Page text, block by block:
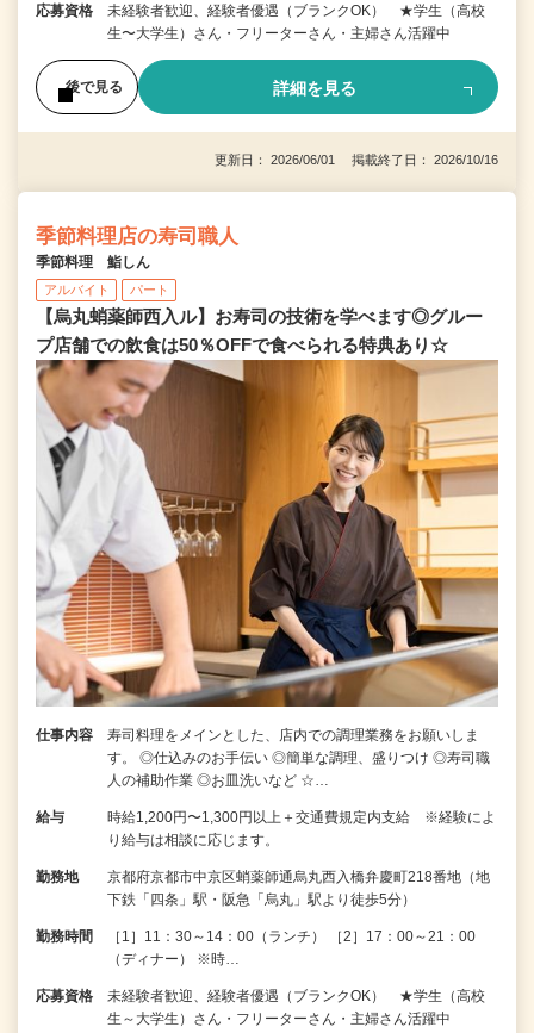
応募資格
未経験者歓迎、経験者優遇（ブランクOK） ★学生（高校
生〜大学生）さん・フリーターさん・主婦さん活躍中
後で見る 詳細を見る
更新日： 2026/06/01 掲載終了日： 2026/10/16
季節料理店の寿司職人
季節料理 鮨しん
アルバイト パート
【烏丸蛸薬師西入ル】お寿司の技術を学べます◎グルー
プ店舗での飲食は50％OFFで食べられる特典あり☆
仕事内容
寿司料理をメインとした、店内での調理業務をお願いしま
す。 ◎仕込みのお手伝い ◎簡単な調理、盛りつけ ◎寿司職
人の補助作業 ◎お皿洗いなど ☆…
給与
時給1,200円〜1,300円以上＋交通費規定内支給 ※経験によ
り給与は相談に応じます。
勤務地
京都府京都市中京区蛸薬師通烏丸西入橋弁慶町218番地（地
下鉄「四条」駅・阪急「烏丸」駅より徒歩5分）
勤務時間
［1］11：30～14：00（ランチ） ［2］17：00～21：00
（ディナー） ※時…
応募資格
未経験者歓迎、経験者優遇（ブランクOK） ★学生（高校
生～大学生）さん・フリーターさん・主婦さん活躍中